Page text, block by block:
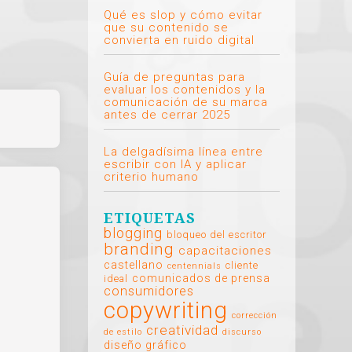
Qué es slop y cómo evitar
que su contenido se
convierta en ruido digital
Guía de preguntas para
evaluar los contenidos y la
comunicación de su marca
antes de cerrar 2025
La delgadísima línea entre
escribir con IA y aplicar
criterio humano
ETIQUETAS
blogging bloqueo del escritor
branding capacitaciones
castellano centennials cliente
ideal
comunicados de prensa
consumidores
copywriting
corrección
de estilo creatividad discurso
diseño gráfico